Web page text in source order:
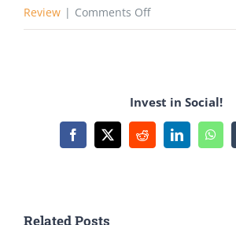
Review | Comments Offon
,
Invest in Social!
Facebook
X RedditLinkedIn
Related Posts